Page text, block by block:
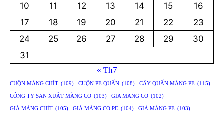
10
11 12 13 14 15
16
17
18 19 20 21 22
23
24
25 26 27 28 29
30
31
« Th7
CUỘN MÀNG CHÍT (109) CUỘN PE QUẤN (108) CÂY QUẤN MÀNG PE (115)
CÔNG TY SẢN XUẤT MÀNG CO (103) GIA MANG CO (102)
GIÁ MÀNG CHÍT (105) GIÁ MÀNG CO PE (104) GIÁ MÀNG PE (103)